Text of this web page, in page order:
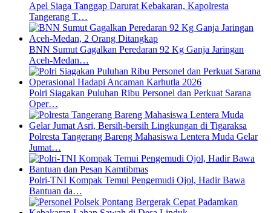
Apel Siaga Tanggap Darurat Kebakaran, Kapolresta
Tangerang T…
BNN Sumut Gagalkan Peredaran 92 Kg Ganja Jaringan
Aceh-Medan…
Polri Siagakan Puluhan Ribu Personel dan Perkuat Sarana
Oper…
Polresta Tangerang Bareng Mahasiswa Lentera Muda Gelar
Jumat…
Polri-TNI Kompak Temui Pengemudi Ojol, Hadir Bawa
Bantuan da…